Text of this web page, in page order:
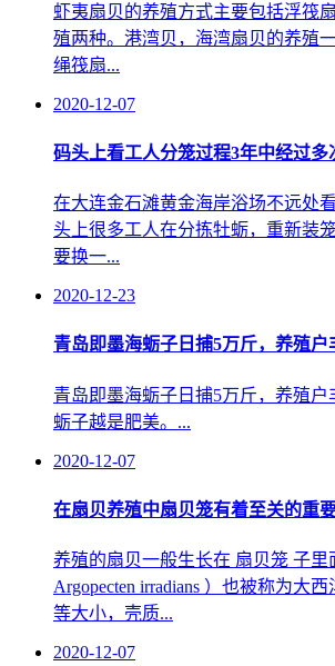
虾夷扇贝的养殖方式主要包括浮筏
殖两种。港湾贝，海湾扇贝的养殖
绳筏扇...
2020-12-07
码头上看工人分笼过程3年中经过多
在大连金石滩黄金海岸浴场不远处
头上很多工人在分拣牡蛎，重新装
要换一...
2020-12-23
青岛即墨海蛎子日捕5万斤，养殖户
青岛即墨海蛎子日捕5万斤，养殖
蛎子越是肥美。...
2020-12-07
在扇贝养殖中扇贝笼有着至关的重
养殖的扇贝一般生长在 扇贝笼 子里
Argopecten irradians ）也被称为大
等大小，壳质...
2020-12-07